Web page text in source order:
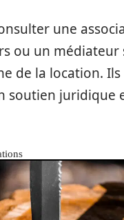
une
ou un médiateur
de la location.
soutien juridique